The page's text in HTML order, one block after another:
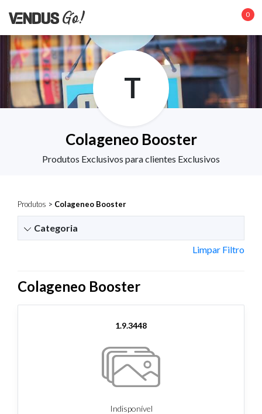
0
T
Colageneo Booster
Produtos Exclusivos para clientes Exclusivos
Produtos > Colageneo Booster
Categoria
Limpar Filtro
Colageneo Booster
1.9.3448
Indisponível